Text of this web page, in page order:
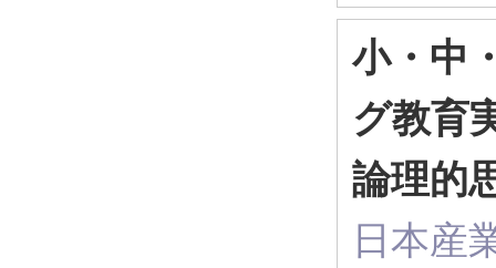
小・中
グ教育
論理的
日本産